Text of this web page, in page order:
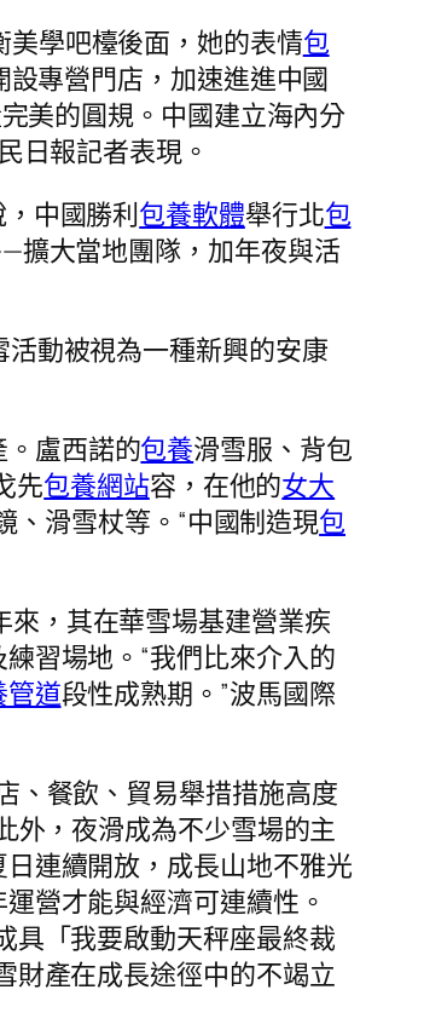
學吧檯後面，她的表情包
設專營門店，加速進進中國
美的圓規。中國建立海內分
日報記者表現。
中國勝利包養軟體舉行北包
擴大當地團隊，加年夜與活
活動被視為一種新興的安康
盧西諾的包養滑雪服、背包
先包養網站容，在他的女大
、滑雪杖等。“中國制造現包
，其在華雪場基建營業疾
習場地。“我們比來介入的
管道段性成熟期。”波馬國際
、餐飲、貿易舉措措施高度
外，夜滑成為不少雪場的主
連續開放，成長山地不雅光
營才能與經濟可連續性。
具「我要啟動天秤座最終裁
財產在成長途徑中的不竭立